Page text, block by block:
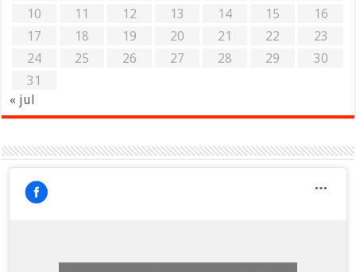
10
11 12 13 14 15
16
17
18 19 20 21 22
23
24
25 26 27 28 29
30
31
« jul